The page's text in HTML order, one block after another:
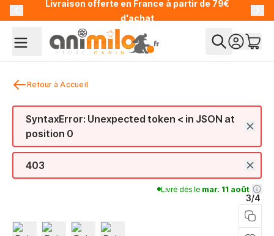
Allez au contenuLivraison offerte en France à partir de 79€
d'achat
Retour à Accueil
SyntaxError: Unexpected token < in JSON at
position 0
403
3/4
View larger image
View larger image
View larger image
Livré dès le mar. 11 août